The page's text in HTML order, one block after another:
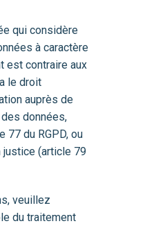
qui considère
à caractère
est contraire aux
le droit
auprès de
des données,
77 du RGPD, ou
justice (article 79
veuillez
du traitement